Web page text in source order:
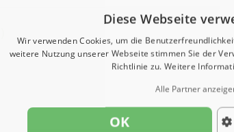
Diese Webseite
Wir verwenden Cookies, um die
weitere Nutzung unserer Webseite stimmen Sie der
Richtlinie zu. Weitere
Alle Partner
OK